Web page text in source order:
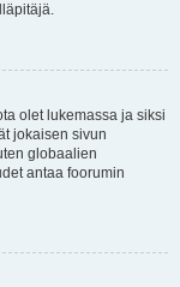
olet lukemassa ja siksi
jokaisen sivun
globaalien
antaa foorumin